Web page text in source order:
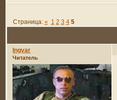
Страница: « 1 2 3 4 5
Ingvar
Читатель